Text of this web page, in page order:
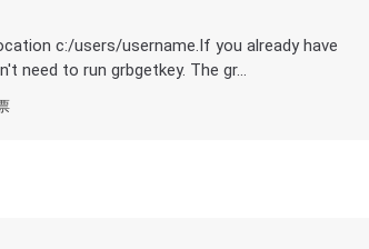
c:/users/username.If you already have
need to run grbgetkey. The gr...